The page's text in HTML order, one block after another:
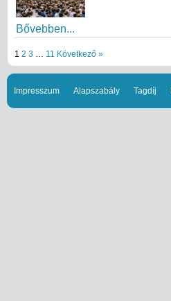
Bővebben...
1 2 3 11 Következő »
Impresszum Alapszabály Tagdíj